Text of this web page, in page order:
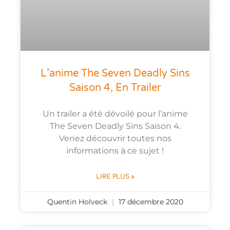
L’anime The Seven Deadly Sins
Saison 4, En Trailer
Un trailer a été dévoilé pour l’anime
The Seven Deadly Sins Saison 4.
Venez découvrir toutes nos
informations à ce sujet !
LIRE PLUS »
Quentin Holveck 17 décembre 2020